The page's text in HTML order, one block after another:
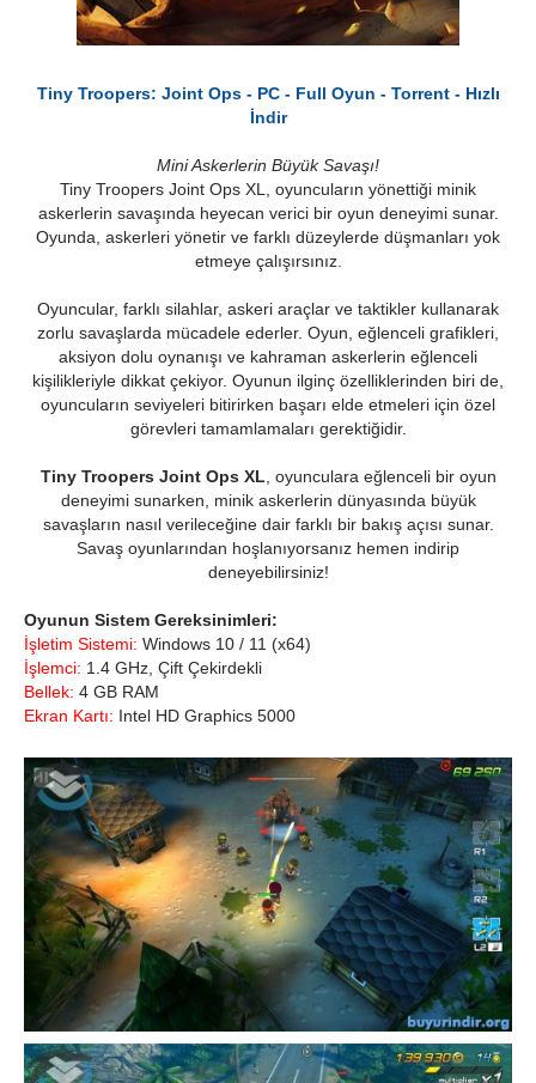
Tiny Troopers: Joint Ops - PC - Full Oyun - Torrent - Hızlı
İndir
Mini Askerlerin Büyük Savaşı!
Tiny Troopers Joint Ops XL, oyuncuların yönettiği minik
askerlerin savaşında heyecan verici bir oyun deneyimi sunar.
Oyunda, askerleri yönetir ve farklı düzeylerde düşmanları yok
etmeye çalışırsınız.
Oyuncular, farklı silahlar, askeri araçlar ve taktikler kullanarak
zorlu savaşlarda mücadele ederler. Oyun, eğlenceli grafikleri,
aksiyon dolu oynanışı ve kahraman askerlerin eğlenceli
kişilikleriyle dikkat çekiyor. Oyunun ilginç özelliklerinden biri de,
oyuncuların seviyeleri bitirirken başarı elde etmeleri için özel
görevleri tamamlamaları gerektiğidir.
Tiny Troopers Joint Ops XL , oyunculara eğlenceli bir oyun
deneyimi sunarken, minik askerlerin dünyasında büyük
savaşların nasıl verileceğine dair farklı bir bakış açısı sunar.
Savaş oyunlarından hoşlanıyorsanız hemen indirip
deneyebilirsiniz!
Oyunun Sistem Gereksinimleri:
İşletim Sistemi: Windows 10 / 11 (x64)
İşlemci: 1.4 GHz, Çift Çekirdekli
Bellek: 4 GB RAM
Ekran Kartı: Intel HD Graphics 5000